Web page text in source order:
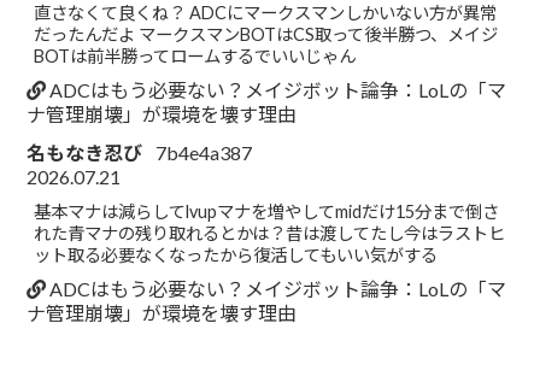
直さなくて良くね？ ADCにマークスマンしかいない方が異常
だったんだよ マークスマンBOTはCS取って後半勝つ、メイジ
BOTは前半勝ってロームするでいいじゃん
ADCはもう必要ない？メイジボット論争：LoLの「マ
ナ管理崩壊」が環境を壊す理由
名もなき忍び
7b4e4a387
2026.07.21
基本マナは減らしてlvupマナを増やしてmidだけ15分まで倒さ
れた青マナの残り取れるとかは？昔は渡してたし今はラストヒ
ット取る必要なくなったから復活してもいい気がする
ADCはもう必要ない？メイジボット論争：LoLの「マ
ナ管理崩壊」が環境を壊す理由